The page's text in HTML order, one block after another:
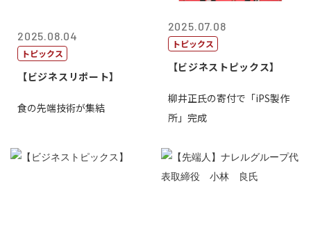
2025.08.04
トピックス
【ビジネスリポート】
食の先端技術が集結
2025.07.08
トピックス
【ビジネストピックス】
柳井正氏の寄付で「iPS製作
所」完成